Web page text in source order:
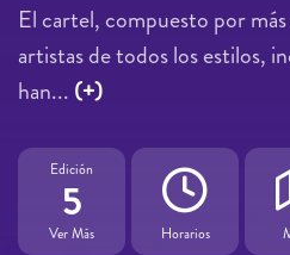
El cartel, compuesto por
artistas de todos los estilos,
han... (+)
Edición
5
Ver Más Horarios